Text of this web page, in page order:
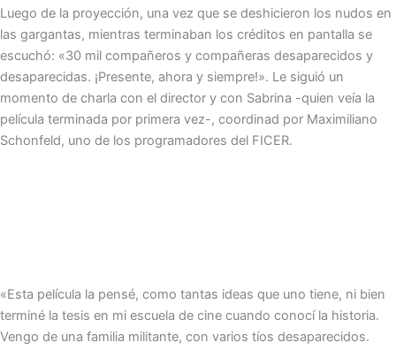
Luego de la proyección, una vez que se deshicieron los nudos en
las gargantas, mientras terminaban los créditos en pantalla se
escuchó: «30 mil compañeros y compañeras desaparecidos y
desaparecidas. ¡Presente, ahora y siempre!». Le siguió un
momento de charla con el director y con Sabrina -quien veía la
película terminada por primera vez-, coordinad por Maximiliano
Schonfeld, uno de los programadores del FICER.
«Esta película la pensé, como tantas ideas que uno tiene, ni bien
terminé la tesis en mi escuela de cine cuando conocí la historia.
Vengo de una familia militante, con varios tíos desaparecidos.